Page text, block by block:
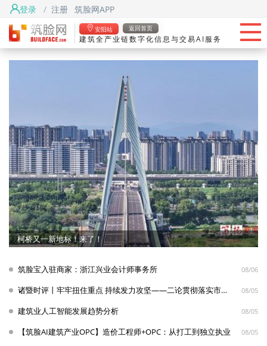
登录 / 注册 筑脸网APP
安阳站 返回首页
建筑全产业链数字化信息与交易AI服务
头条
筑脸项目
找资源
筑脸吧
柯桥又一新地标！来了！
筑脸宝入驻商家：浙江兴业会计师事务所 08/06
诸暨时评丨牢牢扭住重点 持续发力攻坚——二论贯彻落实市委十七届九次全体会议暨市政府十八届九次全体会议精神 08/05
建筑业人工智能发展趋势分析 08/05
【筑脸AI建筑产业OPC】造价工程师+OPC：从打工到独立执业 08/05